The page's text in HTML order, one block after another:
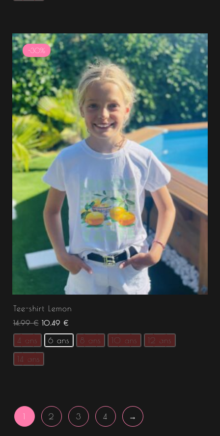
-30%
Tee-shirt Lemon
14.99€
Le
prix
initial
était :
14.99 €.
10.49 €
Le
prix
actuel
est :
10.49 €.
4 ans 6 ans 8 ans 10 ans 12 ans
14 ans
1 2 3 4 →